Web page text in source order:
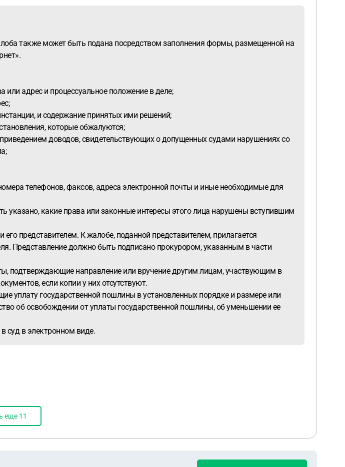
также может быть подана посредством заполнения формы, размещенной на
адрес и процессуальное положение в деле;
и содержание принятых ими решений;
которые обжалуются;
доводов, свидетельствующих о допущенных судами нарушениях со
телефонов, факсов, адреса электронной почты и иные необходимые для
указано, какие права или законные интересы этого лица нарушены вступившим
представителем. К жалобе, поданной представителем, прилагается
Представление должно быть подписано прокурором, указанным в части
подтверждающие направление или вручение другим лицам, участвующим в
если копии у них отсутствуют.
государственной пошлины в установленных порядке и размере или
об освобождении от уплаты государственной пошлины, об уменьшении ее
суд в электронном виде.
еще 11